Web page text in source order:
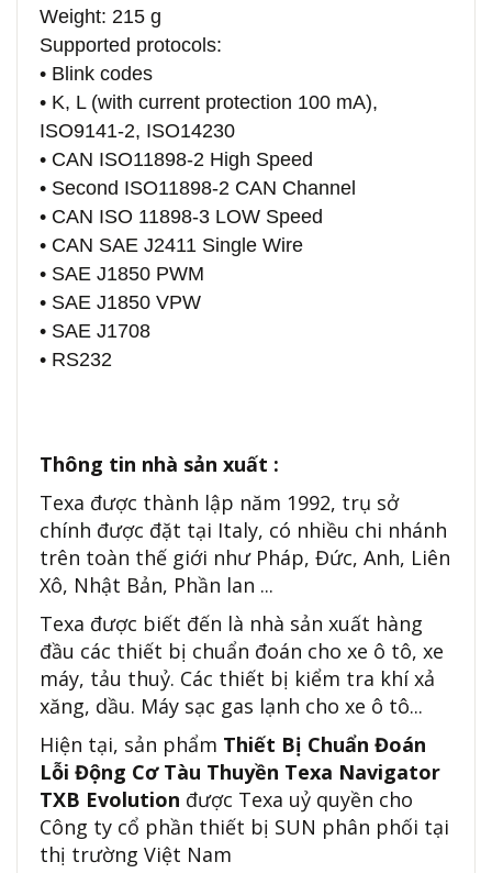
Weight: 215 g
Supported protocols:
• Blink codes
• K, L (with current protection 100 mA),
ISO9141-2, ISO14230
• CAN ISO11898-2 High Speed
• Second ISO11898-2 CAN Channel
• CAN ISO 11898-3 LOW Speed
• CAN SAE J2411 Single Wire
• SAE J1850 PWM
• SAE J1850 VPW
• SAE J1708
• RS232
Thông tin nhà sản xuất :
Texa được thành lập năm 1992, trụ sở
chính được đặt tại Italy, có nhiều chi nhánh
trên toàn thế giới như Pháp, Đức, Anh, Liên
Xô, Nhật Bản, Phần lan ...
Texa được biết đến là nhà sản xuất hàng
đầu các thiết bị chuẩn đoán cho xe ô tô, xe
máy, tảu thuỷ. Các thiết bị kiểm tra khí xả
xăng, dầu. Máy sạc gas lạnh cho xe ô tô...
Hiện tại, sản phẩm Thiết Bị Chuẩn Đoán
Lỗi Động Cơ Tàu Thuyền Texa Navigator
TXB Evolution được Texa uỷ quyền cho
Công ty cổ phần thiết bị SUN phân phối tại
thị trường Việt Nam